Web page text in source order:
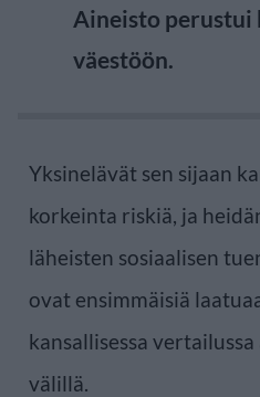
Aineisto perustui
väestöön.
Yksinelävät sen sijaan
korkeinta riskiä, ja
läheisten sosiaalisen
ovat ensimmäisiä
kansallisessa
välillä.